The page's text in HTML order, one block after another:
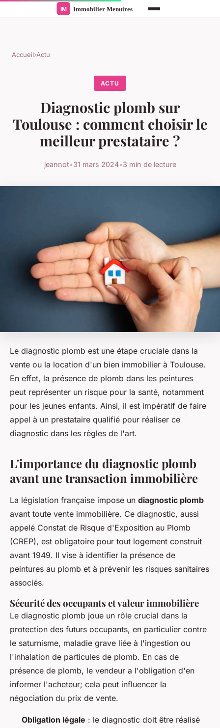
Accueil›Actu
ACTU
Diagnostic plomb sur
Toulouse : comment choisir le
meilleur prestataire ?
jeannot•31 mars 2024•3 min de lecture
Le diagnostic plomb est une étape cruciale dans la
vente ou la location d'un bien immobilier à Toulouse.
En effet, la présence de plomb dans les peintures
peut représenter un risque pour la santé, notamment
pour les jeunes enfants. Ainsi, il est impératif de faire
appel à un prestataire qualifié pour réaliser ce
diagnostic dans les règles de l'art.
L'importance du diagnostic plomb
avant une transaction immobilière
La législation française impose un diagnostic plomb
avant toute vente immobilière. Ce diagnostic, aussi
appelé Constat de Risque d'Exposition au Plomb
(CREP), est obligatoire pour tout logement construit
avant 1949. Il vise à identifier la présence de
peintures au plomb et à prévenir les risques sanitaires
associés.
Sécurité des occupants et valeur immobilière
Le diagnostic plomb joue un rôle crucial dans la
protection des futurs occupants, en particulier contre
le saturnisme, maladie grave liée à l'ingestion ou
l'inhalation de particules de plomb. En cas de
présence de plomb, le vendeur a l'obligation d'en
informer l'acheteur; cela peut influencer la
négociation du prix de vente.
Obligation légale : le diagnostic doit être réalisé